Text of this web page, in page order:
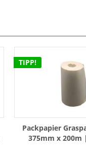
TIPP!
Packpapier
375mm x 200m